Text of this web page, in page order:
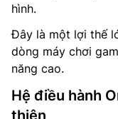
hình.
Đây là một lợi thế
dòng máy chơi
năng cao.
Hệ điều hành
thiện